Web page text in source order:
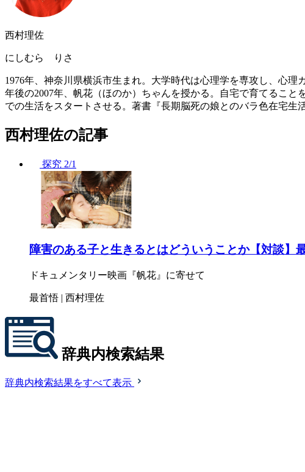
西村理佐
にしむら りさ
1976年、神奈川県横浜市生まれ。大学時代は心理学を専攻し、心
年後の2007年、帆花（ほのか）ちゃんを授かる。自宅で育てるこ
での生活をスタートさせる。著書『長期脳死の娘とのバラ色在宅生
西村理佐の記事
探究 2/1
障害のある子と生きるとはどういうことか【対談】
ドキュメンタリー映画『帆花』に寄せて
最首悟 | 西村理佐
辞典内検索結果
辞典内検索結果をすべて表示